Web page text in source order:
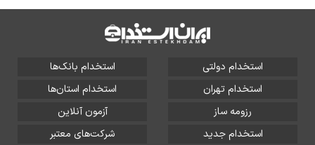
استخدام دولتی
استخدام بانک‌ها
استخدام تهران
استخدام استان‌ها
رزومه ساز
آزمون آنلاین
استخدام جدید
شرکت‌های معتبر